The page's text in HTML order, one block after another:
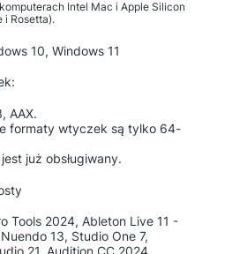
Intel Mac i Apple Silicon
i Rosetta).
10, Windows 11
AAX.
formaty wtyczek są tylko 64-
już obsługiwany.
Tools 2024, Ableton Live 11 -
13, Studio One 7,